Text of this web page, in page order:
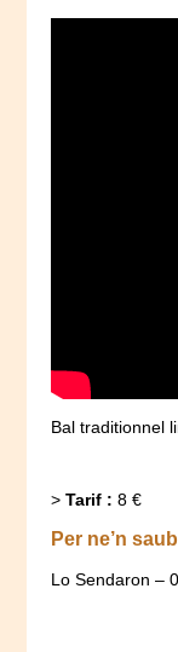
Bal traditionnel
>Tarif : 8 €
Per ne’n
Lo Sendaron –